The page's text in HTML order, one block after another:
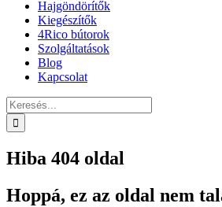
Hajgöndörítők
Kiegészítők
4Rico bútorok
Szolgáltatások
Blog
Kapcsolat
Keresés...
Hiba 404 oldal
Hoppá, ez az oldal nem